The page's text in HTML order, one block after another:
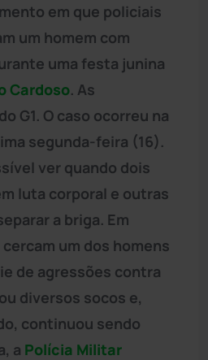
em que policiais
um homem com
uma festa junina
Cardoso. As
G1. O caso ocorreu na
segunda-feira (16).
ver quando dois
luta corporal e outras
a briga. Em
um dos homens
de agressões contra
diversos socos e,
continuou sendo
a Polícia Militar